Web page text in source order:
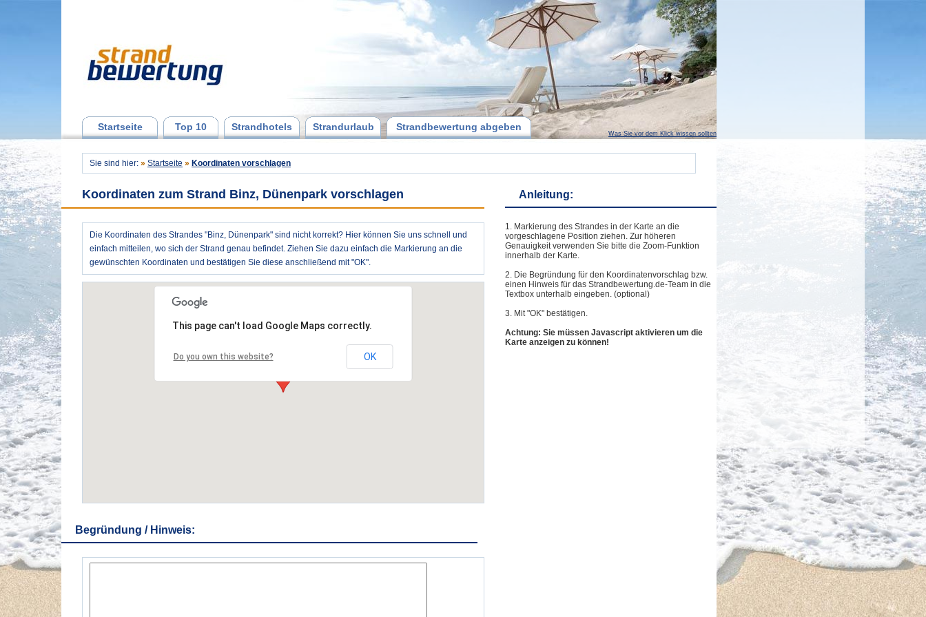
Startseite Top 10 Strandhotels Strandurlaub Strandbewertung abgeben
Was Sie vor dem Klick wissen sollten
Sie sind hier: » Startseite » Koordinaten vorschlagen
Koordinaten zum Strand Binz, Dünenpark vorschlagen
Die Koordinaten des Strandes "Binz, Dünenpark" sind nicht korrekt? Hier können Sie uns schnell und
einfach mitteilen, wo sich der Strand genau befindet. Ziehen Sie dazu einfach die Markierung an die
gewünschten Koordinaten und bestätigen Sie diese anschließend mit "OK".
This page can't load Google Maps correctly.
Do you own this website? OK
Begründung / Hinweis:
Anleitung:
1. Markierung des Strandes in der Karte an die
vorgeschlagene Position ziehen. Zur höheren
Genauigkeit verwenden Sie bitte die Zoom-Funktion
innerhalb der Karte.
2. Die Begründung für den Koordinatenvorschlag bzw.
einen Hinweis für das Strandbewertung.de-Team in die
Textbox unterhalb eingeben. (optional)
3. Mit "OK" bestätigen.
Achtung: Sie müssen Javascript aktivieren um die
Karte anzeigen zu können!